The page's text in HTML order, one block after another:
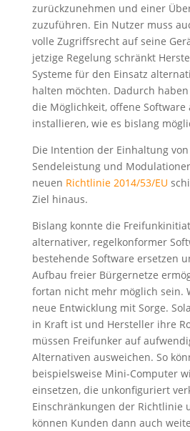
zurückzunehmen und einer
zuzuführen. Ein Nutzer muss
volle Zugriffsrecht auf seine
jetzige Regelung schränkt
Systeme für den Einsatz
halten möchten. Dadurch
die Möglichkeit, offene Software
installieren, wie es bislang
Die Intention der Einhaltung
Sendeleistung und
neuen Richtlinie 2014/53/EU
Ziel hinaus.
Bislang konnte die
alternativer, regelkonformer
bestehende Software ersetzen
Aufbau freier Bürgernetze
fortan nicht mehr möglich sein.
neue Entwicklung mit Sorge.
in Kraft ist und Hersteller ihre
müssen Freifunker auf
Alternativen ausweichen. So
beispielsweise Mini-Computer
einsetzen, die unkonfiguriert
Einschränkungen der Richtlinie
können Kunden dann auch